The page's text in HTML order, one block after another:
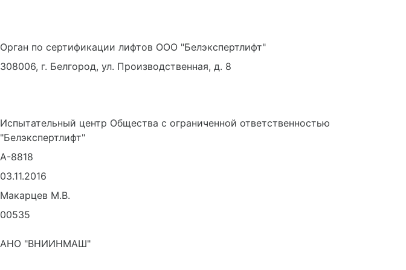
Орган по сертификации лифтов ООО "Белэкспертлифт"
308006, г. Белгород, ул. Производственная, д. 8
Испытательный центр Общества с ограниченной ответственностью
"Белэкспертлифт"
А-8818
03.11.2016
Макарцев М.В.
00535
АНО "ВНИИНМАШ"